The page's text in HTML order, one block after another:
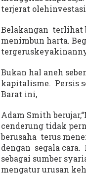
terjerat
Belakangan terlihat
menimbun harta.
Bukan hal aneh
kapitalisme. Persis
Barat ini,
Adam Smith
cenderung tidak
berusaha terus
dengan segala cara.
sebagai sumber
mengatur urusan